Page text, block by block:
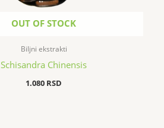
OUT OF STOCK
Biljni ekstrakti
Schisandra Chinensis
1.080 RSD